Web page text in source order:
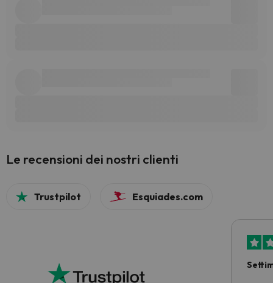
Le recensioni dei nostri clienti
Trustpilot Esquiades.com